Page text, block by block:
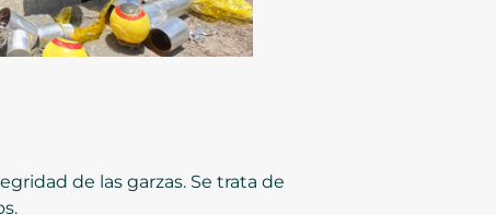
de las garzas. Se trata de